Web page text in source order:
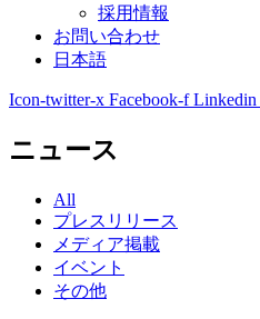
採用情報
お問い合わせ
日本語
Icon-twitter-x Facebook-f Linkedin
ニュース
All
プレスリリース
メディア掲載
イベント
その他